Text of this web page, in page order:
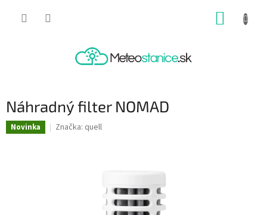
Náhradný filter NOMAD
Novinka Značka: quell